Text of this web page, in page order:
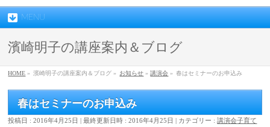
MENU
濱崎明子の講座案内＆ブログ
HOME » 濱崎明子の講座案内＆ブログ » お知らせ »講演会 » 春はセミナーのお申込み
春はセミナーのお申込み
投稿日 : 2016年4月25日 最終更新日時 : 2016年4月25日 カテゴリー :講演会子育て